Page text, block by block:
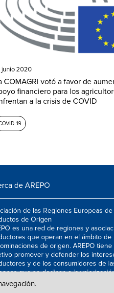
junio 2020
COMAGRI votó a favor de
financiero para los
a la crisis de COVID
19
de AREPO
de las Regiones Europeas de
de Origen
es una red de regiones y
que operan en el ámbito de
de origen. AREPO tiene
promover y defender los
y de los consumidores de
que se dedican a la
agroalimentarios de calidad.